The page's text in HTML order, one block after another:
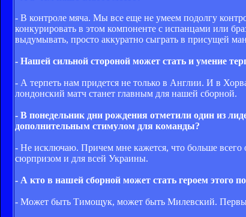
- В контроле мяча. Мы все еще не умеем подолгу
конкурировать в этом компоненте с испанцами или
выдумывать, просто аккуратно сыграть в присущей
- Нашей сильной стороной может стать и умение
- А терпеть нам придется не только в Англии. И в
лондонский матч станет главным для нашей сборной.
- В понедельник дни рождения отметили один из
дополнительным стимулом для команды?
- Не исключаю. Причем мне кажется, что больше всего
сюрпризом и для всей Украины.
- А кто в нашей сборной может стать героем этого
- Может быть Тимощук, может быть Милевский.